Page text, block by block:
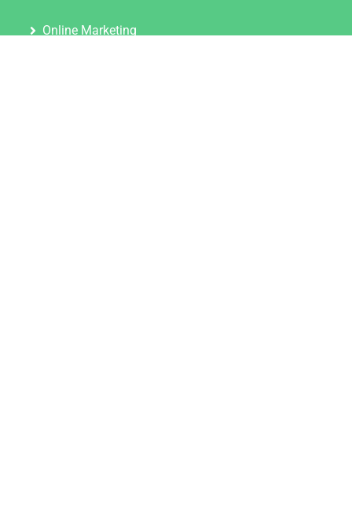
Online Marketing